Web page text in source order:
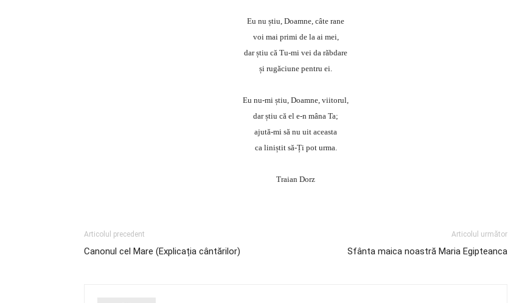
Eu nu știu, Doamne, câte rane
voi mai primi de la ai mei,
dar știu că Tu-mi vei da răbdare
și rugăciune pentru ei.
Eu nu-mi știu, Doamne, viitorul,
dar știu că el e-n mâna Ta;
ajută-mi să nu uit aceasta
ca liniștit să-Ți pot urma.
Traian Dorz
Articolul precedent
Canonul cel Mare (Explicația cântărilor)
Articolul următor
Sfânta maica noastră Maria Egipteanca